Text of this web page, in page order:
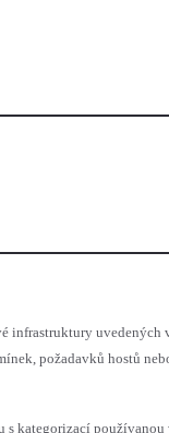
uvedených
požadavků hostů
kategorizací používanou